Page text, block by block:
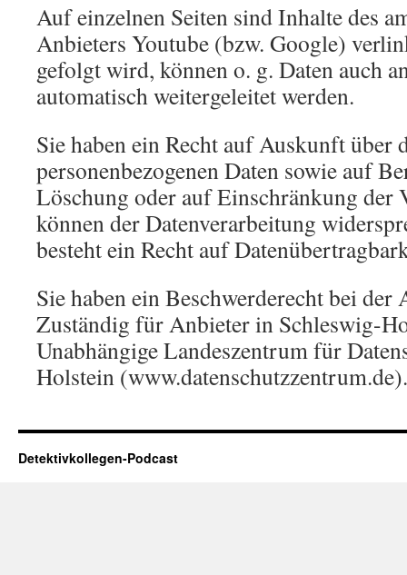
Auf einzelnen Seiten sind Inhalte des
Anbieters Youtube (bzw. Google)
gefolgt wird, können o. g. Daten auch
automatisch weitergeleitet werden.
Sie haben ein Recht auf Auskunft über
personenbezogenen Daten sowie auf
Löschung oder auf Einschränkung der
können der Datenverarbeitung
besteht ein Recht auf
Sie haben ein Beschwerderecht bei der
Zuständig für Anbieter in Schleswig-
Unabhängige Landeszentrum für
Holstein (www.datenschutzzentrum.de).
Detektivkollegen-Podcast